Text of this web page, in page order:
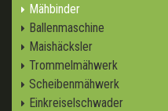
Mähbinder
Ballenmaschine
Maishäcksler
Trommelmähwerk
Scheibenmähwerk
Einkreiselschwader